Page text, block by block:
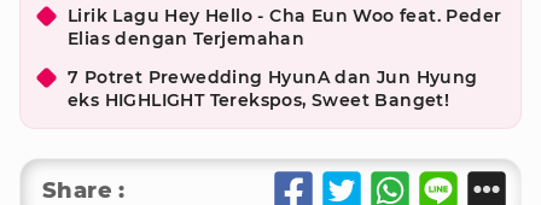
Lirik Lagu Hey Hello - Cha Eun Woo feat. Peder
Elias dengan Terjemahan
7 Potret Prewedding HyunA dan Jun Hyung
eks HIGHLIGHT Terekspos, Sweet Banget!
Share :